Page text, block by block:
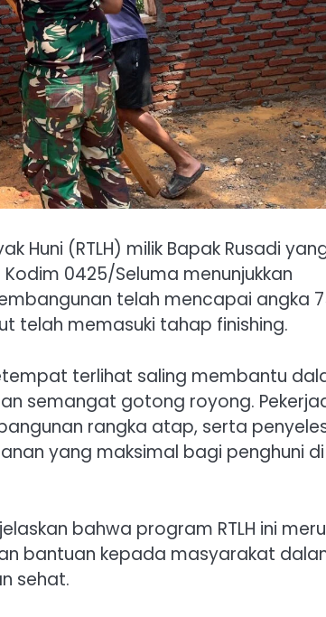
Huni (RTLH) milik Bapak Rusadi
0425/Seluma menunjukkan
telah mencapai angka
telah memasuki tahap finishing.
terlihat saling membantu
semangat gotong royong.
rangka atap, serta
yang maksimal bagi penghuni
bahwa program RTLH ini
bantuan kepada masyarakat
sehat.